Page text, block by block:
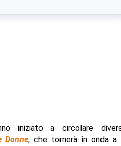
iniziato a circolare
Donne, che tornerà in onda a